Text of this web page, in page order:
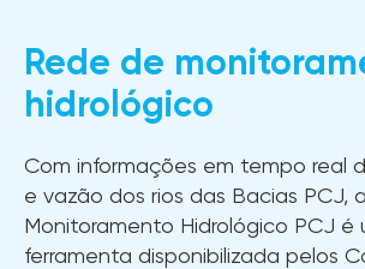
Rede de
hidrológico
Com informações em tempo real
e vazão dos rios das Bacias PCJ,
Monitoramento Hidrológico PCJ é
ferramenta disponibilizada pelos